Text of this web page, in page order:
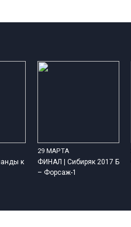
к
29 МАРТА
ФИНАЛ | Сибиряк 2017 Б
– Форсаж-1